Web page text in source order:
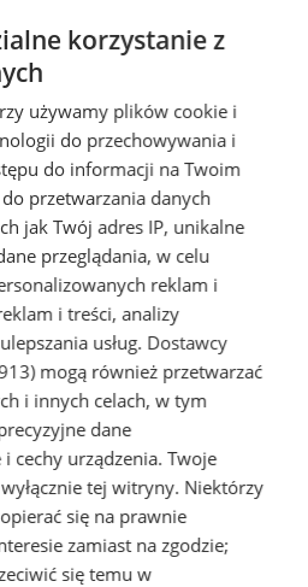
Turecki
nie mógł wydostać się
korzystanie z
używamy plików cookie i
do przechowywania i
do informacji na Twoim
przetwarzania danych
jak Twój adres IP, unikalne
przeglądania, w celu
reklam i
i treści, analizy
usług. Dostawcy
mogą również przetwarzać
i innych celach, w tym
dane
cechy urządzenia. Twoje
tej witryny. Niektórzy
się na prawnie
zamiast na zgodzie;
się temu w